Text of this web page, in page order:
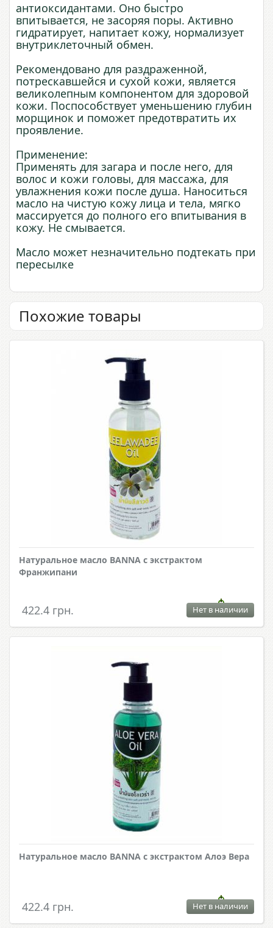
антиоксидантами. Оно быстро
впитывается, не засоряя поры. Активно
гидратирует, напитает кожу, нормализует
внутриклеточный обмен.
Рекомендовано для раздраженной,
потрескавшейся и сухой кожи, является
великолепным компонентом для здоровой
кожи. Поспособствует уменьшению глубин
морщинок и поможет предотвратить их
проявление.
Применение:
Применять для загара и после него, для
волос и кожи головы, для массажа, для
увлажнения кожи после душа. Наноситься
масло на чистую кожу лица и тела, мягко
массируется до полного его впитывания в
кожу. Не смывается.
Масло может незначительно подтекать при
пересылке
Похожие товары
Натуральное масло BANNA с экстрактом
Франжипани
422.4 грн. Нет в наличии
Натуральное масло BANNA с экстрактом Алоэ Вера
422.4 грн. Нет в наличии